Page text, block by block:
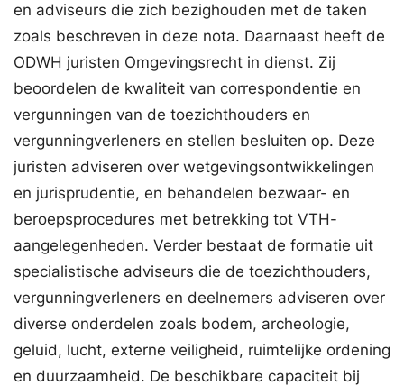
en adviseurs die zich bezighouden met de taken
zoals beschreven in deze nota. Daarnaast heeft de
ODWH juristen Omgevingsrecht in dienst. Zij
beoordelen de kwaliteit van correspondentie en
vergunningen van de toezichthouders en
vergunningverleners en stellen besluiten op. Deze
juristen adviseren over wetgevingsontwikkelingen
en jurisprudentie, en behandelen bezwaar- en
beroepsprocedures met betrekking tot VTH-
aangelegenheden. Verder bestaat de formatie uit
specialistische adviseurs die de toezichthouders,
vergunningverleners en deelnemers adviseren over
diverse onderdelen zoals bodem, archeologie,
geluid, lucht, externe veiligheid, ruimtelijke ordening
en duurzaamheid. De beschikbare capaciteit bij